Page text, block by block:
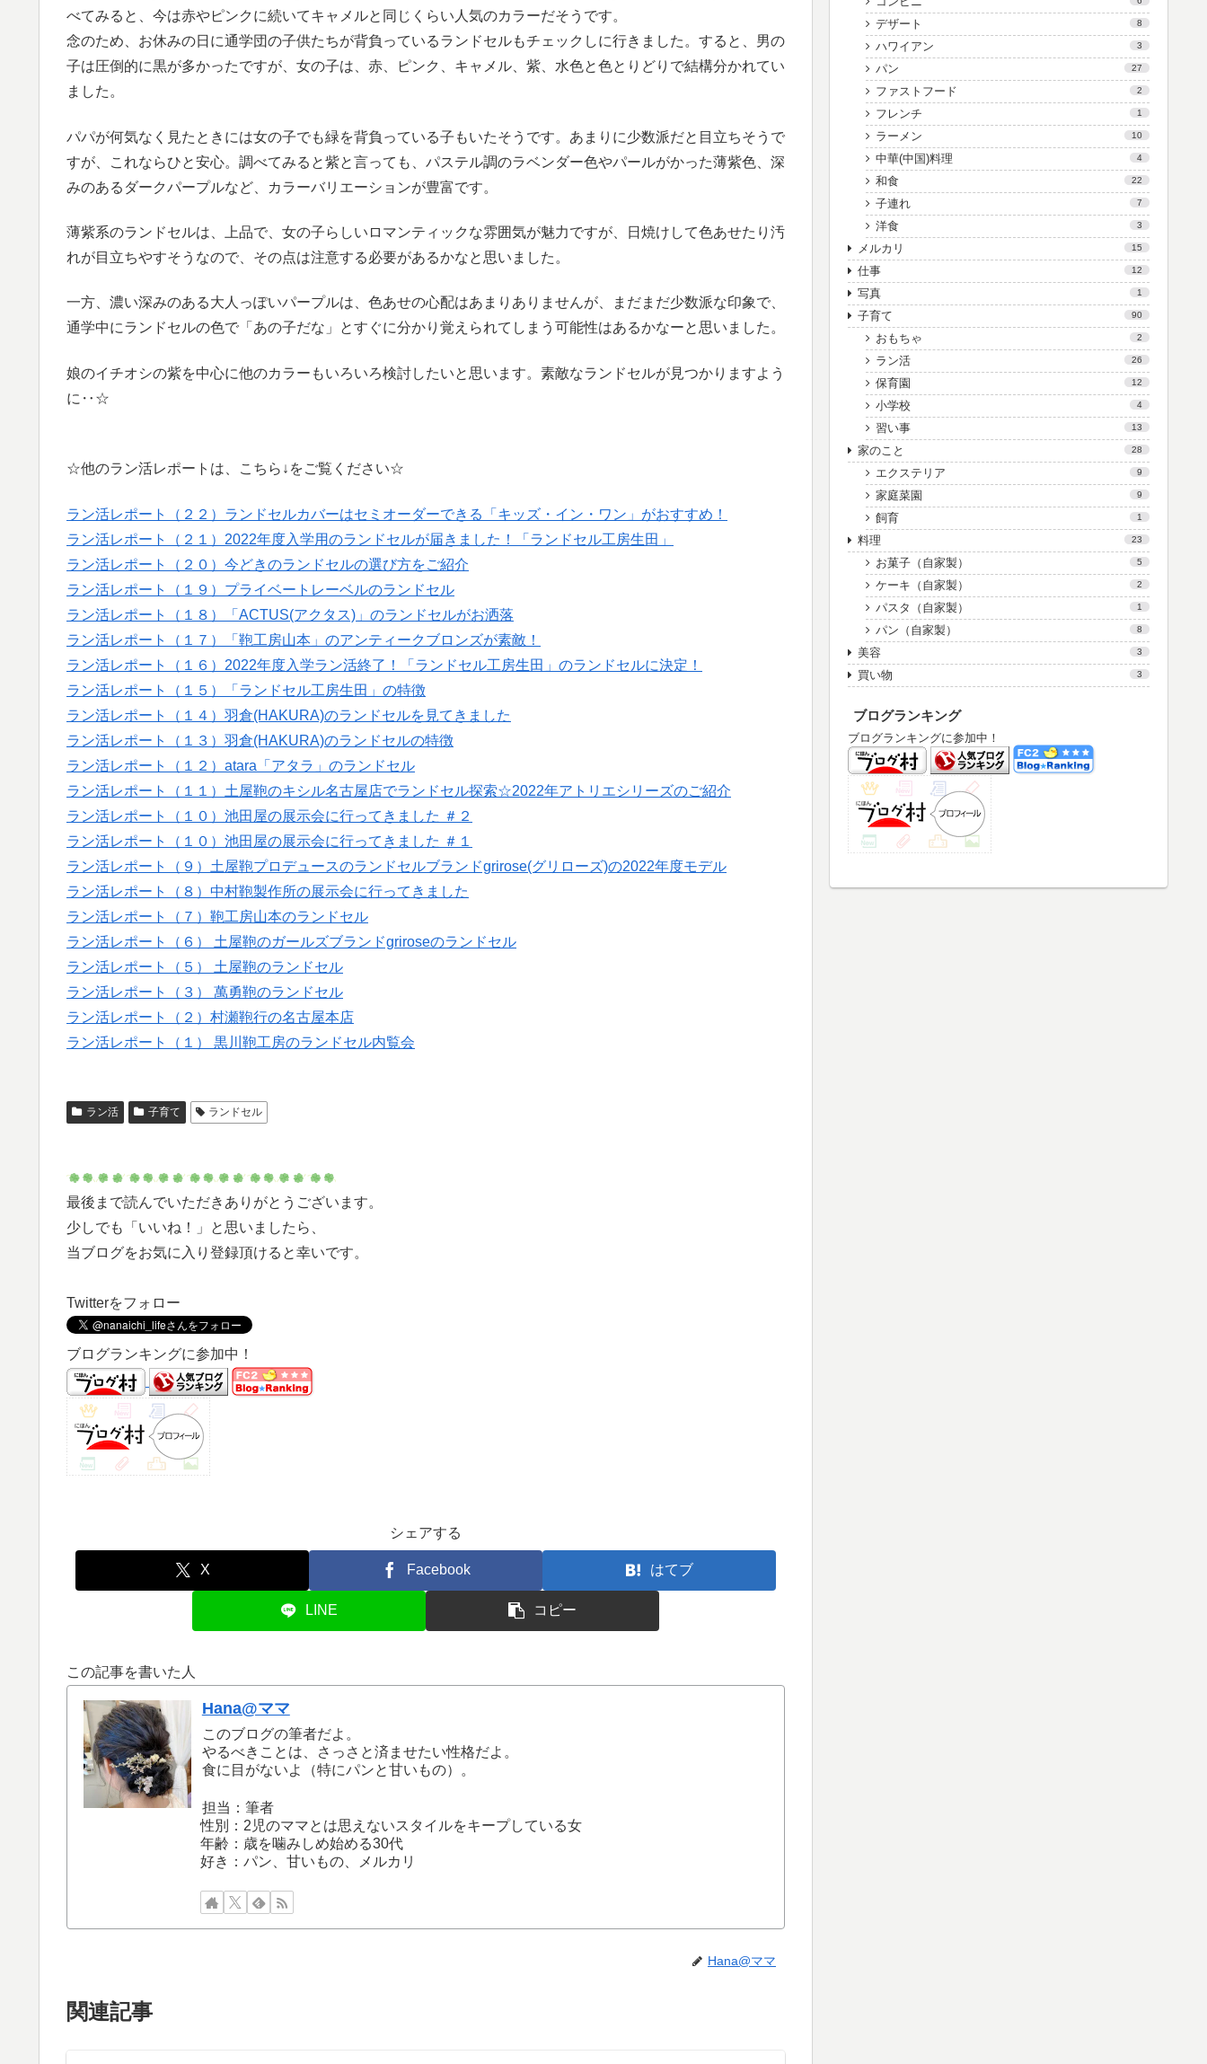
べてみると、今は赤やピンクに続いてキャメルと同じくらい人気のカラーだそうです。
念のため、お休みの日に通学団の子供たちが背負っているランドセルもチェックしに行きました。すると、男の
子は圧倒的に黒が多かったですが、女の子は、赤、ピンク、キャメル、紫、水色と色とりどりで結構分かれてい
ました。
パパが何気なく見たときには女の子でも緑を背負っている子もいたそうです。あまりに少数派だと目立ちそうで
すが、これならひと安心。調べてみると紫と言っても、パステル調のラベンダー色やパールがかった薄紫色、深
みのあるダークパープルなど、カラーバリエーションが豊富です。
薄紫系のランドセルは、上品で、女の子らしいロマンティックな雰囲気が魅力ですが、日焼けして色あせたり汚
れが目立ちやすそうなので、その点は注意する必要があるかなと思いました。
一方、濃い深みのある大人っぽいパープルは、色あせの心配はあまりありませんが、まだまだ少数派な印象で、
通学中にランドセルの色で「あの子だな」とすぐに分かり覚えられてしまう可能性はあるかなーと思いました。
娘のイチオシの紫を中心に他のカラーもいろいろ検討したいと思います。素敵なランドセルが見つかりますよう
に‥☆
☆他のラン活レポートは、こちら↓をご覧ください☆
ラン活レポート（２２）ランドセルカバーはセミオーダーできる「キッズ・イン・ワン」がおすすめ！
ラン活レポート（２１）2022年度入学用のランドセルが届きました！「ランドセル工房生田」
ラン活レポート（２０）今どきのランドセルの選び方をご紹介
ラン活レポート（１９）プライベートレーベルのランドセル
ラン活レポート（１８）「ACTUS(アクタス)」のランドセルがお洒落
ラン活レポート（１７）「鞄工房山本」のアンティークブロンズが素敵！
ラン活レポート（１６）2022年度入学ラン活終了！「ランドセル工房生田」のランドセルに決定！
ラン活レポート（１５）「ランドセル工房生田」の特徴
ラン活レポート（１４）羽倉(HAKURA)のランドセルを見てきました
ラン活レポート（１３）羽倉(HAKURA)のランドセルの特徴
ラン活レポート（１２）atara「アタラ」のランドセル
ラン活レポート（１１）土屋鞄のキシル名古屋店でランドセル探索☆2022年アトリエシリーズのご紹介
ラン活レポート（１０）池田屋の展示会に行ってきました ＃２
ラン活レポート（１０）池田屋の展示会に行ってきました ＃１
ラン活レポート（９）土屋鞄プロデュースのランドセルブランドgrirose(グリローズ)の2022年度モデル
ラン活レポート（８）中村鞄製作所の展示会に行ってきました
ラン活レポート（７）鞄工房山本のランドセル
ラン活レポート（６） 土屋鞄のガールズブランドgriroseのランドセル
ラン活レポート（５） 土屋鞄のランドセル
ラン活レポート（３） 萬勇鞄のランドセル
ラン活レポート（２）村瀬鞄行の名古屋本店
ラン活レポート（１） 黒川鞄工房のランドセル内覧会
ラン活 子育て ランドセル
最後まで読んでいただきありがとうございます。
少しでも「いいね！」と思いましたら、
当ブログをお気に入り登録頂けると幸いです。
Twitterをフォロー
ブログランキングに参加中！
シェアする
X Facebook はてブ
LINE コピー
この記事を書いた人
Hana@ママ
このブログの筆者だよ。
やるべきことは、さっさと済ませたい性格だよ。
食に目がないよ（特にパンと甘いもの）。
担当：筆者
性別：2児のママとは思えないスタイルをキープしている女
年齢：歳を噛みしめ始める30代
好き：パン、甘いもの、メルカリ
Hana@ママ
関連記事
デザート 8
ハワイアン 3
パン 27
ファストフード 2
フレンチ 1
ラーメン 10
中華(中国)料理 4
和食 22
子連れ 7
洋食 3
メルカリ 15
仕事 12
写真 1
子育て 90
おもちゃ 2
ラン活 26
保育園 12
小学校 4
習い事 13
家のこと 28
エクステリア 9
家庭菜園 9
飼育 1
料理 23
お菓子（自家製） 5
ケーキ（自家製） 2
パスタ（自家製） 1
パン（自家製） 8
美容 3
買い物 3
ブログランキング
ブログランキングに参加中！